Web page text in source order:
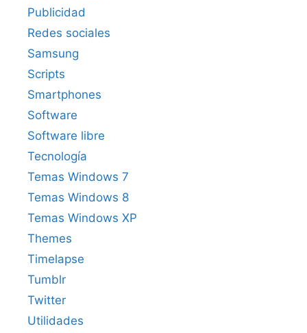
Publicidad
Redes sociales
Samsung
Scripts
Smartphones
Software
Software libre
Tecnología
Temas Windows 7
Temas Windows 8
Temas Windows XP
Themes
Timelapse
Tumblr
Twitter
Utilidades